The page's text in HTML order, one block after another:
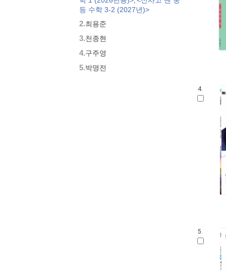
등 수학 3-2 (2027년)>
2.최용준
3.천종현
4.구주영
5.박명전
4.
5.